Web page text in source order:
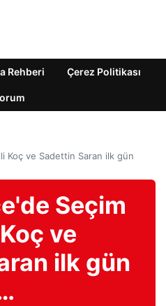
Rehberi Çerez Politikası
Koç ve Sadettin Saran ilk gün
Seçim
ve
ilk gün